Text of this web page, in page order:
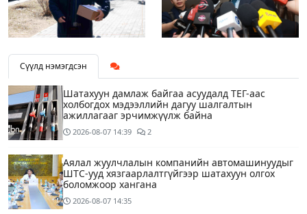
Сүүлд нэмэгдсэн
Шатахуун дамлаж байгаа асуудалд ТЕГ-аас
холбогдох мэдээллийн дагуу шалгалтын
ажиллагааг эрчимжүүлж байна
2026-08-07 14:39 2
Аялал жуулчлалын компанийн автомашинуудыг
ШТС-ууд хязгаарлалтгүйгээр шатахуун олгох
боломжоор хангана
2026-08-07 14:35